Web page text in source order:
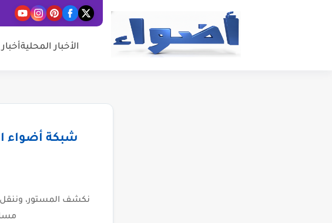
الأخبار المحلية
شبكة أضواء
نكشف المستور، وننقل